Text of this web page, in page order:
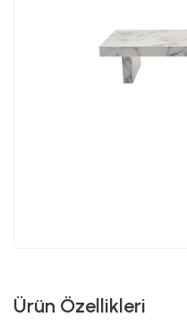
Ürün Özellikleri